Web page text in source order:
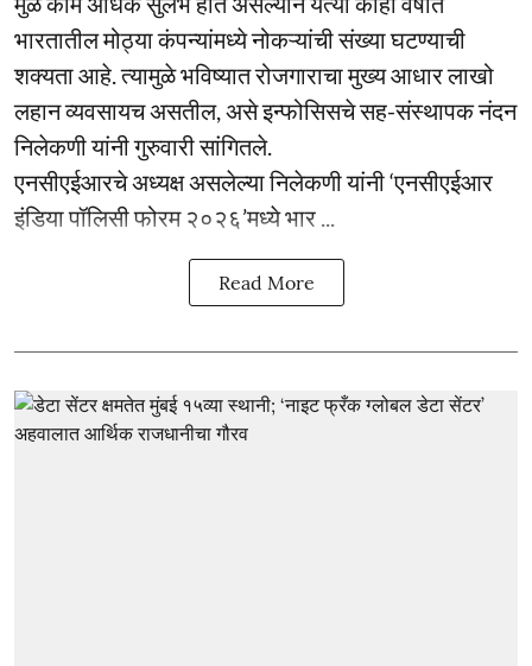
भारतातील मोठ्या कंपन्यांमध्ये नोकऱ्यांची संख्या घटण्याची
शक्यता आहे. त्यामुळे भविष्यात रोजगाराचा मुख्य आधार लाखो
लहान व्यवसायच असतील, असे इन्फोसिसचे सह-संस्थापक नंदन
निलेकणी यांनी गुरुवारी सांगितले.
एनसीएईआरचे अध्यक्ष असलेल्या निलेकणी यांनी ‘एनसीएईआर
इंडिया पॉलिसी फोरम २०२६’मध्ये भार ...
Read More